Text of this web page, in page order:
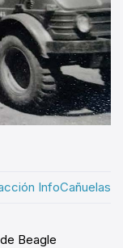
InfoCañuelas
Beagle